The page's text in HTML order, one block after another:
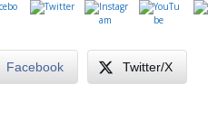
Facebook Twitter/X